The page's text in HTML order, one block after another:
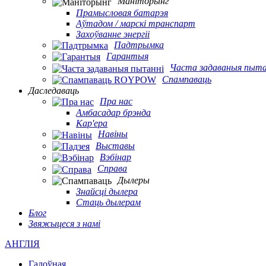
Прамысловая батарэя
Аўтадом / марскі транспарт
Захоўванне энергіі
Падтрымка
Гарантыя
Часта задаваныя
Спампаваць
Даследаваць
Пра нас
Амбасадар брэнда
Кар'ера
Навіны
Выставы
Вэбінар
Справа
Дылеры
Знайсці дылера
Стаць дылерам
Блог
Звяжыцеся з намі
АНГЛІЯ
Галоўная